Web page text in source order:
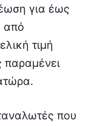
για έως
από
τιμή
παραμένει
που